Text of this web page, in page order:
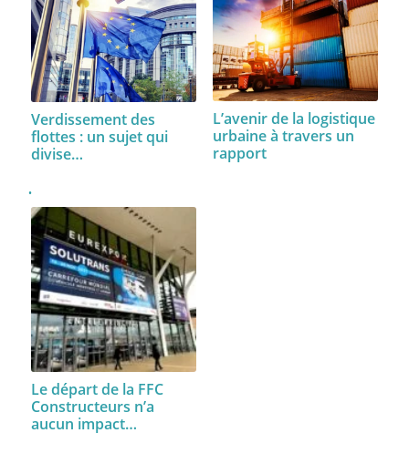
Verdissement des
flottes : un sujet qui
divise…
L’avenir de la logistique
urbaine à travers un
rapport
Le départ de la FFC
Constructeurs n’a
aucun impact…